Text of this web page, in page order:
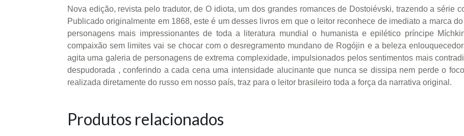
Nova edição, revista pelo tradutor, de O idiota, um dos grandes romances de Dostoiévski, trazendo a série
Publicado originalmente em 1868, este é um desses livros em que o leitor reconhece de imediato a marca
personagens mais impressionantes de toda a literatura mundial o humanista e epilético príncipe
compaixão sem limites vai se chocar com o desregramento mundano de Rogójin e a beleza
agita uma galeria de personagens de extrema complexidade, impulsionados pelos sentimentos mais
despudorada , conferindo a cada cena uma intensidade alucinante que nunca se dissipa nem perde o
realizada diretamente do russo em nosso país, traz para o leitor brasileiro toda a força da narrativa original.
Produtos relacionados